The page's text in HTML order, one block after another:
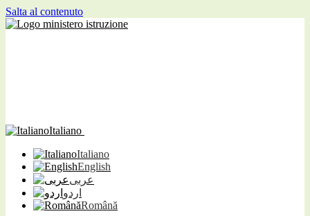
Salta al contenuto
Italiano
Italiano
English
عربى
اردو
Română